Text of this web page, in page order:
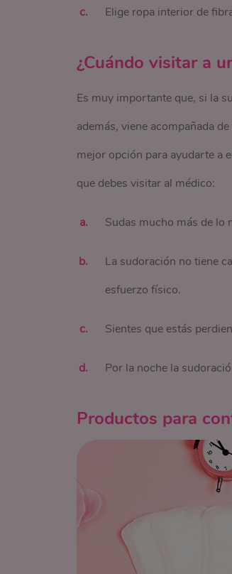
Elige ropa interior de
¿Cuándo visitar a
Es muy importante que, si la
además, viene acompañada
mejor opción para ayudarte a
que debes visitar al médico:
Sudas mucho más de lo
La sudoración no tiene
esfuerzo físico.
Sientes que estás
Por la noche la
Productos para